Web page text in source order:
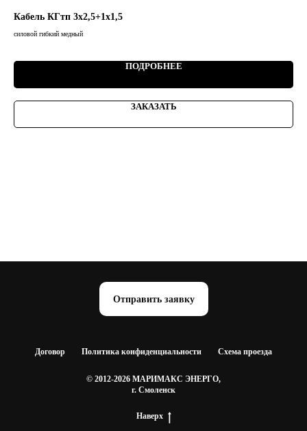
Кабель КГтп 3х2,5+1х1,5
силовой гибкий медный
ПОДРОБНЕЕ
ЗАКАЗАТЬ
Отправить заявку
Договор Политика конфиденциальности Схема проезда
© 2012-2026 МАРИМАКС ЭНЕРГО,
г. Смоленск
Наверх